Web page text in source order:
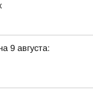
9 августа: